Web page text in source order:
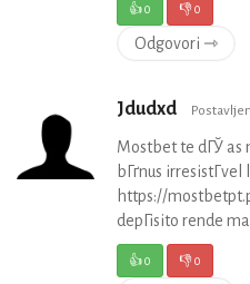
👍0 👎0
Odgovori ⇾
Jdudxd
Mostbet te dГЎ as
bГґnus
https://
depГіsito rende
👍0 👎0